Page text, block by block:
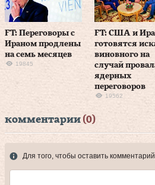
FT: Переговоры с
Ираном продлены
на семь месяцев
19845
FT: США и
готовятся
виновного на
случай
ядерных
переговоров
19562
комментарии (0)
Для того, чтобы оставить